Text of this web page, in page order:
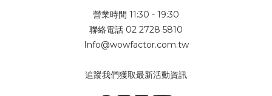
營業時間 11:30 - 19:30
聯絡電話 02 2728 5810
Info@wowfactor.com.tw
追蹤我們獲取最新活動資訊